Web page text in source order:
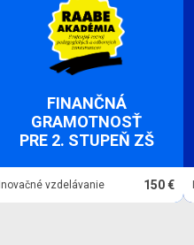
FINANČNÁ
GRAMOTNOSŤ
PRE 2. STUPEŇ ZŠ
Inovačné vzdelávanie 150 €